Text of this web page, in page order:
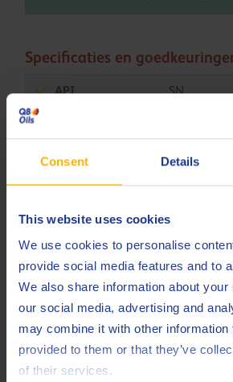
Consent Details
This website uses cookies
We use cookies to personalise
provide social media features and to
We also share information about
our social media, advertising and
may combine it with other information
provided to them or that they’ve
of their services.
Specificaties en
API SN
API SP
API SP-RC
Chrysler MS-6395
Ford
Ford M2C962-A1
ILSAC GF-5